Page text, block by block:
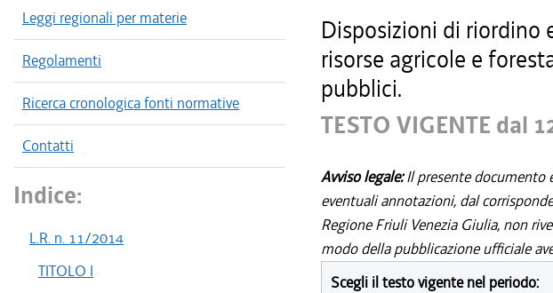
Leggi regionali per materie
Regolamenti
Ricerca cronologica fonti normative
Contatti
Indice:
L.R. n. 11/2014
TITOLO I
Disposizioni di riordino
risorse agricole e
pubblici.
TESTO VIGENTE dal
Avviso legale:Il presente documento
eventuali annotazioni, dal
Regione Friuli Venezia Giulia, non
modo della pubblicazione ufficiale
Scegli il testo vigente nel periodo: